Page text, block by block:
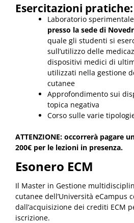
Esercitazioni pratiche:
Laboratorio
presso la sede di
quale gli studenti si
sull’utilizzo delle
dispositivi medici di
utilizzati nella gestione
cutanee
Approfondimento sui
topica negativa
Corso sulle varie
ATTENZIONE: occorrerà pagare
200€ per le lezioni in presenza.
Esonero ECM
Il Master in Gestione
cutanee dell’Università eCampus
dall’acquisizione dei crediti ECM
iscrizione.